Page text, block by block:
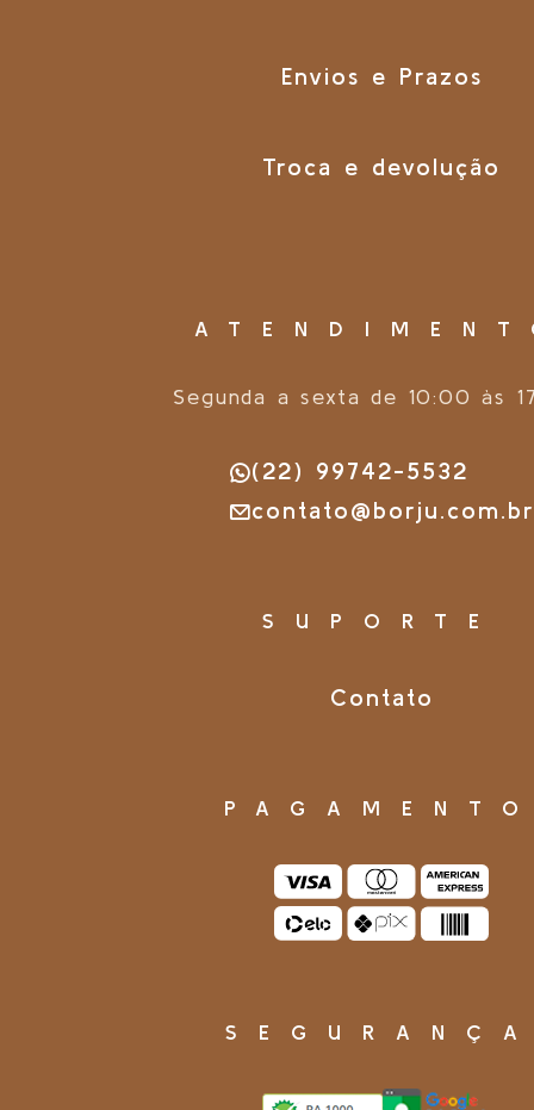
Envios e Prazos
Troca e devolução
Segunda a sexta de 10:00 às
(22) 99742-5532
contato@borju.com.br
SUPORTE
Contato